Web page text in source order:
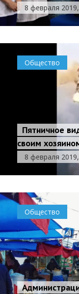
8 февраля
Общество
Пятничное
своим
8 февраля
Общество